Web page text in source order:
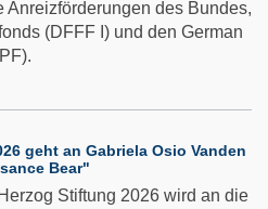
Anreizförderungen des Bundes,
(DFFF I) und den German
geht an Gabriela Osio Vanden
Bear"
Stiftung 2026 wird an die